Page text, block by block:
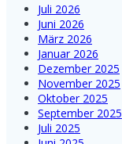
Juli 2026
Juni 2026
März 2026
Januar 2026
Dezember 2025
November 2025
Oktober 2025
September 2025
Juli 2025